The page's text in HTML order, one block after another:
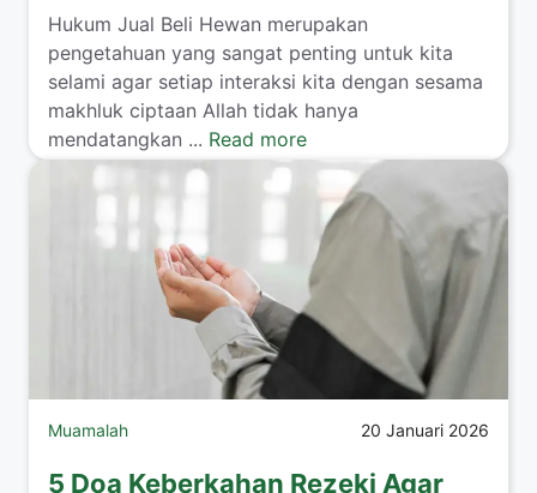
​Hukum Jual Beli Hewan merupakan
pengetahuan yang sangat penting untuk kita
selami agar setiap interaksi kita dengan sesama
makhluk ciptaan Allah tidak hanya
mendatangkan ... Read more
Muamalah 20 Januari 2026
5 Doa Keberkahan Rezeki Agar